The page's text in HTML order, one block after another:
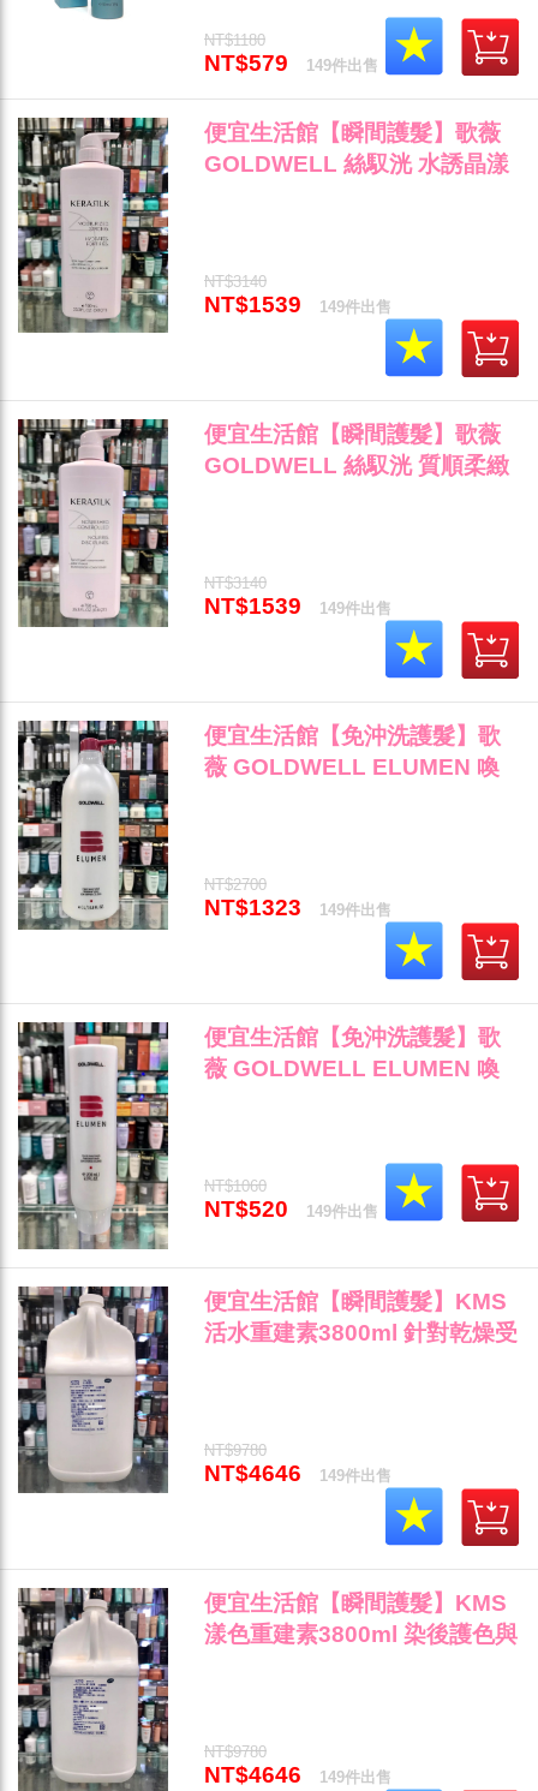
NT$1180
NT$579 149件出售
便宜生活館【瞬間護髮】歌薇
GOLDWELL 絲馭洸 水誘晶漾
NT$3140
NT$1539 149件出售
便宜生活館【瞬間護髮】歌薇
GOLDWELL 絲馭洸 質順柔緻
NT$3140
NT$1539 149件出售
便宜生活館【免沖洗護髮】歌
薇 GOLDWELL ELUMEN 喚
NT$2700
NT$1323 149件出售
便宜生活館【免沖洗護髮】歌
薇 GOLDWELL ELUMEN 喚
NT$1060
NT$520 149件出售
便宜生活館【瞬間護髮】KMS
活水重建素3800ml 針對乾燥受
NT$9780
NT$4646 149件出售
便宜生活館【瞬間護髮】KMS
漾色重建素3800ml 染後護色與
NT$9780
NT$4646 149件出售